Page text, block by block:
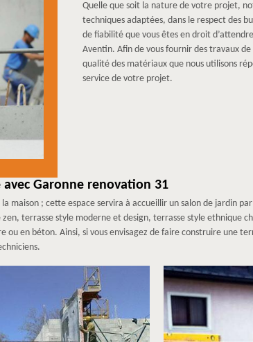
Quelle que soit la nature de votre projet,
techniques adaptées, dans le respect des
de fiabilité que vous êtes en droit
Aventin. Afin de vous fournir des travaux
qualité des matériaux que nous utilisons
service de votre projet.
Garonne renovation 31
maison ; cette espace servira à accueillir un salon de jardin
terrasse style moderne et design, terrasse style ethnique
en béton. Ainsi, si vous envisagez de faire construire une